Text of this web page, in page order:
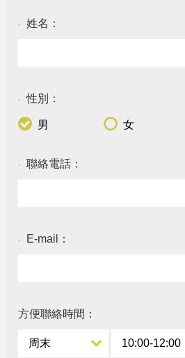
● 姓名：
● 性別：
男 女
● 聯絡電話：
● E-mail：
方便聯絡時間：